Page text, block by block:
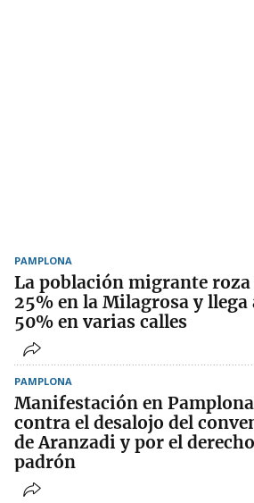
PAMPLONA
La población migrante roza
25% en la Milagrosa y llega
50% en varias calles
PAMPLONA
Manifestación en Pamplona
contra el desalojo del
de Aranzadi y por el
padrón